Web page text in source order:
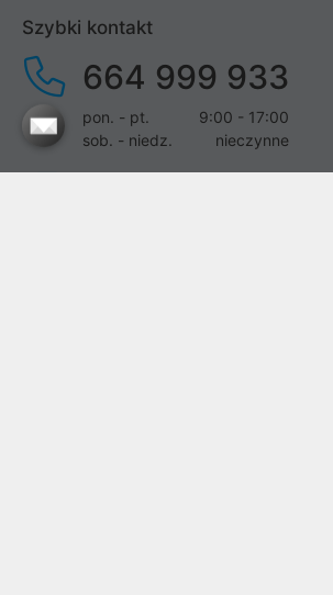
Szybki kontakt
664 999 933
pon. - pt.
9:00 - 17:00
sob. - niedz.
nieczynne